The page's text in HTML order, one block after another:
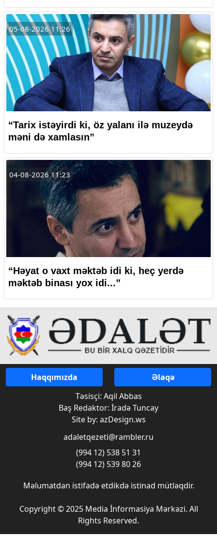
05-08-2026 11:26
“Tarix istəyirdi ki, öz yalanı ilə muzeydə
məni də xamlasın”
04-08-2026 11:23
“Həyat o vaxt məktəb idi ki, heç yerdə
məktəb binası yox idi...”
Haqqımızda
Əlaqə
Təsisçi: Aqil Abbas
Baş Redaktor: İradə Tuncay
Site by: azDesign.ws
adaletqezeti@rambler.ru
(994 12) 538 51 31
(994 12) 539 80 26
Məlumatdan istifadə etdikdə istinad mütləqdir.
Copyright © 2025 Media İnformasiya Mərkəzi. All
Rights Reserved.